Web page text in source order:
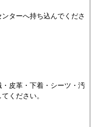
ターへ持ち込んでくださ
皮革・下着・シーツ・汚
ください。